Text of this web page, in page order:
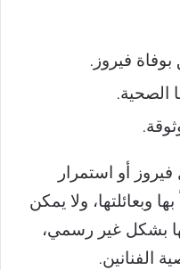
فيروز.
الصحية.
أو استمرار
وبعائلتها، ولا يمكن
بشكل غير رسمي،
الفنانين.